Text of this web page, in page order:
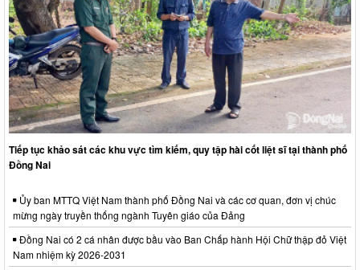
Tiếp tục khảo sát các khu vực tìm kiếm, quy tập hài cốt liệt sĩ tại thành phố
Đồng Nai
Ủy ban MTTQ Việt Nam thành phố Đồng Nai và các cơ quan, đơn vị chúc
mừng ngày truyền thống ngành Tuyên giáo của Đảng
Đồng Nai có 2 cá nhân được bầu vào Ban Chấp hành Hội Chữ thập đỏ Việt
Nam nhiệm kỳ 2026-2031